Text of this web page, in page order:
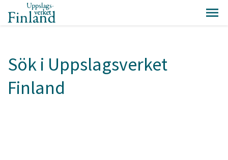
Sök i Uppslagsverket
Finland